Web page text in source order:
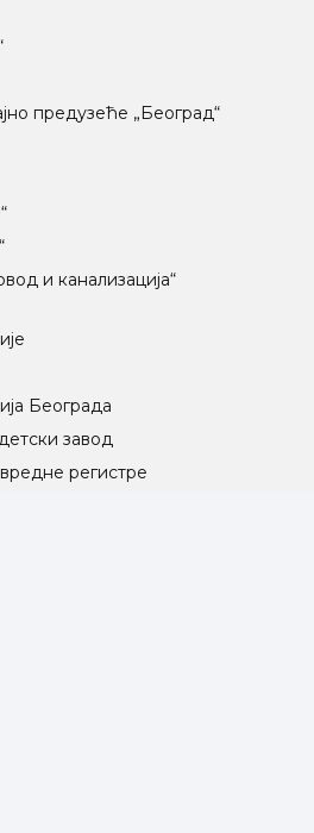
предузеће „Београд“
и канализација“
Београда
завод
регистре